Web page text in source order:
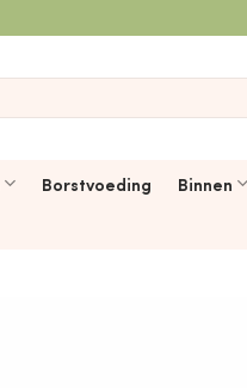
Borstvoeding Binnen